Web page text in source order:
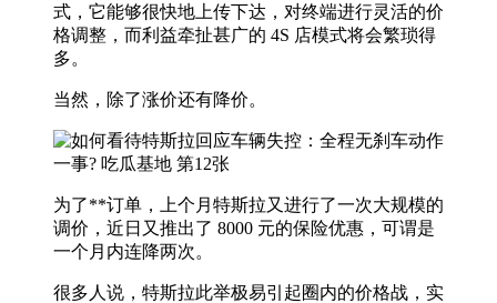
式，它能够很快地上传下达，对终端进行灵活的价
格调整，而利益牵扯甚广的 4S 店模式将会繁琐得
多。
当然，除了涨价还有降价。
为了**订单，上个月特斯拉又进行了一次大规模的
调价，近日又推出了 8000 元的保险优惠，可谓是
一个月内连降两次。
很多人说，特斯拉此举极易引起圈内的价格战，实